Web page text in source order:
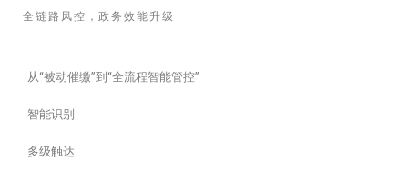
全链路风控，政务效能升级
从“被动催缴”到“全流程智能管控”
智能识别
多级触达